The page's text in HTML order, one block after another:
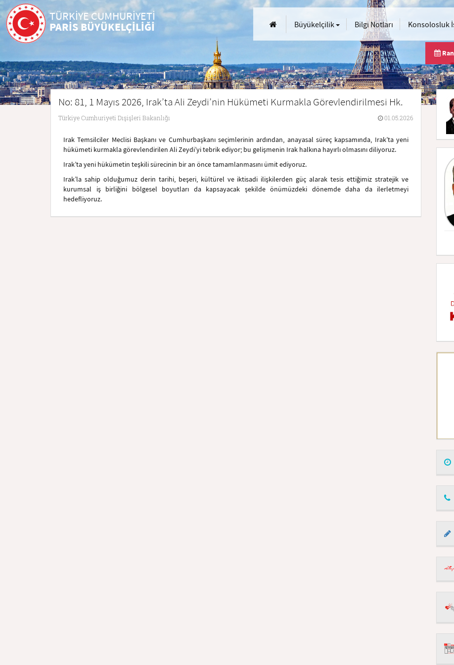
TÜRKİYE CUMHURİYETİ
PARİS BÜYÜKELÇİLİĞİ Büyükelçilik Bilgi Notları Konsolosluk
No: 81, 1 Mayıs 2026, Irak’ta Ali Zeydi’nin Hükümeti Kurmakla Görevlendirilmesi Hk.
Türkiye Cumhuriyeti Dışişleri Bakanlığı 01.05.2026
Irak Temsilciler Meclisi Başkanı ve Cumhurbaşkanı seçimlerinin ardından, anayasal süreç kapsamında, Irak’ta yeni
hükümeti kurmakla görevlendirilen Ali Zeydi’yi tebrik ediyor; bu gelişmenin Irak halkına hayırlı olmasını diliyoruz.
Irak’ta yeni hükümetin teşkili sürecinin bir an önce tamamlanmasını ümit ediyoruz.
Irak’la sahip olduğumuz derin tarihi, beşeri, kültürel ve iktisadi ilişkilerden güç alarak tesis ettiğimiz stratejik ve
kurumsal iş birliğini bölgesel boyutları da kapsayacak şekilde önümüzdeki dönemde daha da ilerletmeyi
hedefliyoruz.